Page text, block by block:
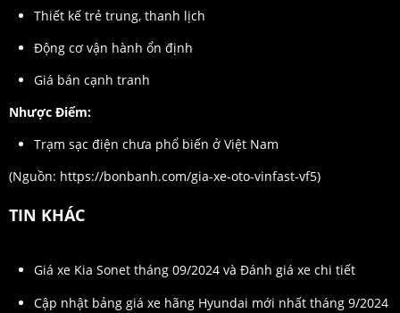
Thiết kế trẻ trung, thanh lịch
Động cơ vận hành ổn định
Giá bán cạnh tranh
Nhược Điểm:
Trạm sạc điện chưa phổ biến ở Việt Nam
(Nguồn: https://bonbanh.com/gia-xe-oto-vinfast-vf5)
TIN KHÁC
Giá xe Kia Sonet tháng 09/2024 và Đánh giá xe chi tiết
Cập nhật bảng giá xe hãng Hyundai mới nhất tháng 9/2024